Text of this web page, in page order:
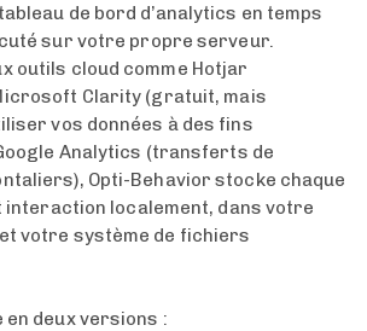
de bord d’analytics en temps
sur votre propre serveur.
outils cloud comme Hotjar
Clarity (gratuit, mais
vos données à des fins
Analytics (transferts de
Opti-Behavior stocke chaque
interaction localement, dans votre
votre système de fichiers
en deux versions :